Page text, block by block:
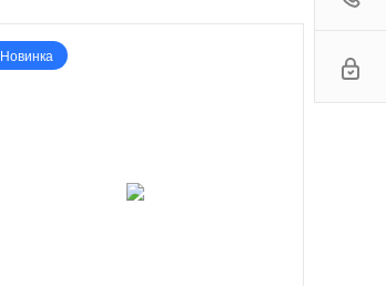
Новинка